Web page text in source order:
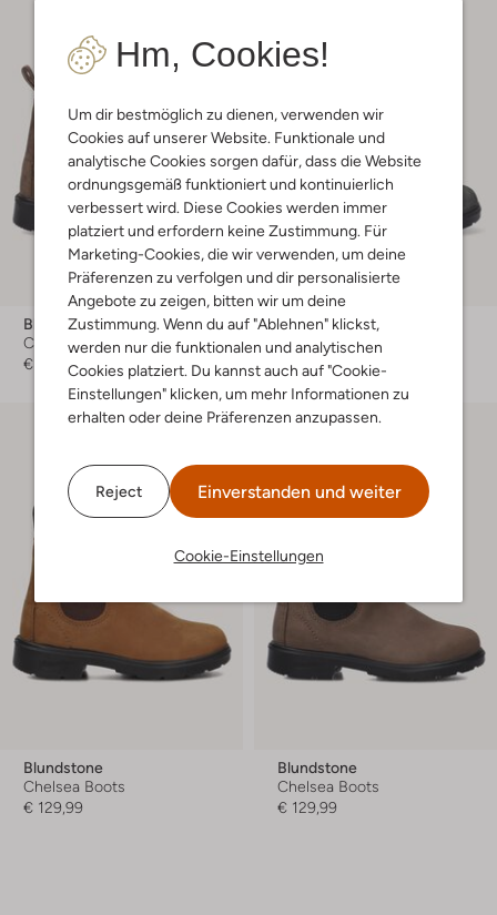
Hm, Cookies!
Um dir bestmöglich zu dienen, verwenden wir
Cookies auf unserer Website. Funktionale und
analytische Cookies sorgen dafür, dass die Website
ordnungsgemäß funktioniert und kontinuierlich
verbessert wird. Diese Cookies werden immer
platziert und erfordern keine Zustimmung. Für
Marketing-Cookies, die wir verwenden, um deine
Präferenzen zu verfolgen und dir personalisierte
Angebote zu zeigen, bitten wir um deine
Zustimmung. Wenn du auf "Ablehnen" klickst,
werden nur die funktionalen und analytischen
Cookies platziert. Du kannst auch auf "Cookie-
Einstellungen" klicken, um mehr Informationen zu
erhalten oder deine Präferenzen anzupassen.
Reject Einverstanden und weiter
Cookie-Einstellungen
Blundstone
Chelsea Boots
€ 129,99
Blundstone
Chelsea Boots
€ 129,99
Blundstone
Chelsea Boots
€ 129,99
Blundstone
Chelsea Boots
€ 129,99